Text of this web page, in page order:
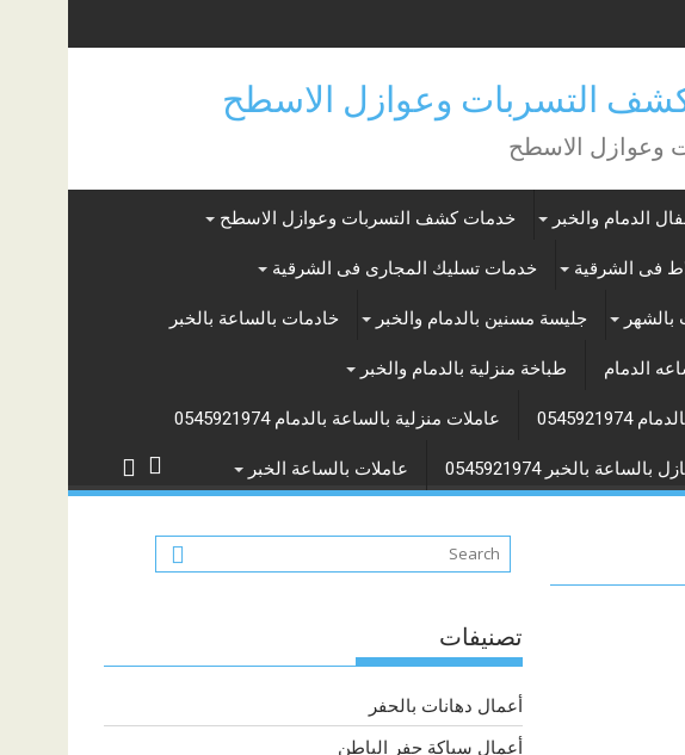
التسربات وعوازل الاسطح
وعوازل الاسطح
الدمام والخبر خدمات كشف التسربات وعوازل الاسطح
فى الشرقية خدمات تسليك المجارى فى الشرقية
بالشهر جليسة مسنين بالدمام والخبر خادمات بالساعة بالخبر
الدمام طباخة منزلية بالدمام والخبر
عاملات منزلية بالساعة بالدمام 0545921974
بالخبر 0545921974 عاملات بالساعة الخبر
تصنيفات
أعمال دهانات بالحفر
أعمال سباكة حفر الباطن